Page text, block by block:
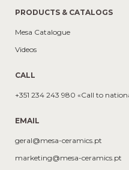
PRODUCTS & CATALOGS
Mesa Catalogue
Videos
CALL
+351 234 243 980 «Call to
EMAIL
geral@mesa-ceramics.pt
marketing@mesa-ceramics.pt